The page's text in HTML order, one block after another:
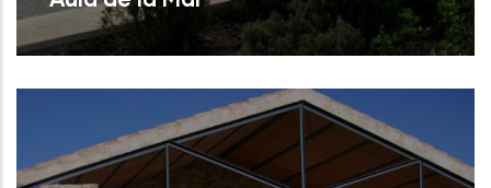
Benissa (Alicante)